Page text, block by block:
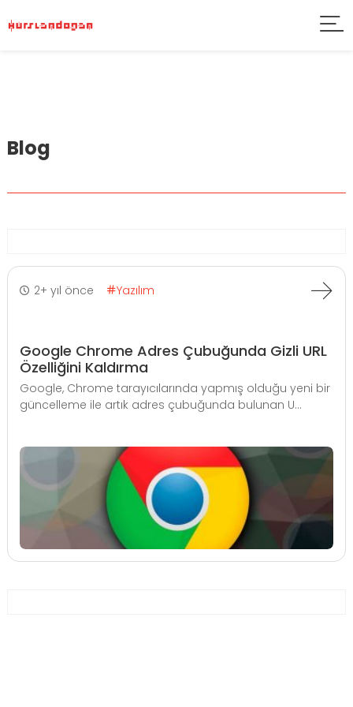
Blog
2+ yıl önce Yazılım
Google Chrome Adres Çubuğunda Gizli URL
Özelliğini Kaldırma
Google, Chrome tarayıcılarında yapmış olduğu yeni bir
güncelleme ile artık adres çubuğunda bulunan U...